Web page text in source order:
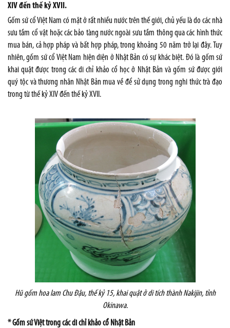
XIV đến thế kỷ XVII.
Gốm sứ cổ Việt Nam có mặt ở rất nhiều nước trên thế giới, chủ yếu là do các nhà
sưu tầm cổ vật hoặc các bảo tàng nước ngoài sưu tầm thông qua các hình thức
mua bán, cả hợp pháp và bất hợp pháp, trong khoảng 50 năm trở lại đây. Tuy
nhiên, gốm sứ cổ Việt Nam hiện diện ở Nhật Bản có sự khác biệt. Đó là gốm sứ
khai quật được trong các di chỉ khảo cổ học ở Nhật Bản và gốm sứ được giới
quý tộc và thương nhân Nhật Bản mua về để sử dụng trong nghi thức trà đạo
trong từ thế kỷ XIV đến thế kỷ XVII.
Hũ gốm hoa lam Chu Đậu, thế kỷ 15, khai quật ở di tích thành Nakijin, tỉnh
Okinawa.
* Gốm sứ Việt trong các di chỉ khảo cổ Nhật Bản